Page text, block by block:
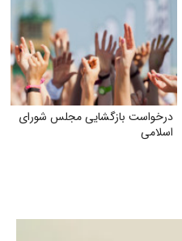
درخواست بازگشایی مجلس شورای
اسلامی